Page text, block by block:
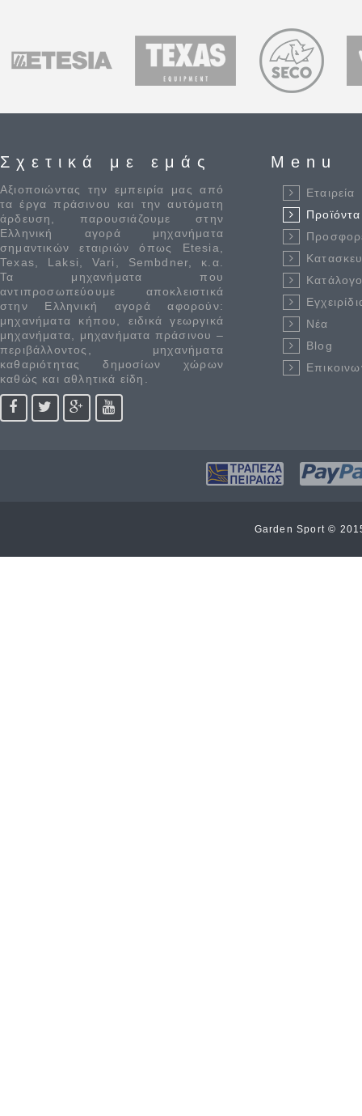
Σχετικά με εμάς
Αξιοποιώντας την εμπειρία μας από
τα έργα πράσινου και την αυτόματη
άρδευση, παρουσιάζουμε στην
Ελληνική αγορά μηχανήματα
σημαντικών εταιριών όπως Etesia,
Texas, Laksi, Vari, Sembdner, κ.α.
Τα μηχανήματα που
αντιπροσωπεύουμε αποκλειστικά
στην Ελληνική αγορά αφορούν:
μηχανήματα κήπου, ειδικά γεωργικά
μηχανήματα, μηχανήματα πράσινου –
περιβάλλοντος, μηχανήματα
καθαριότητας δημοσίων χώρων
καθώς και αθλητικά είδη.
Menu
Εταιρεία
Προϊόντα
Νέα
Blog
Garden Sport ©